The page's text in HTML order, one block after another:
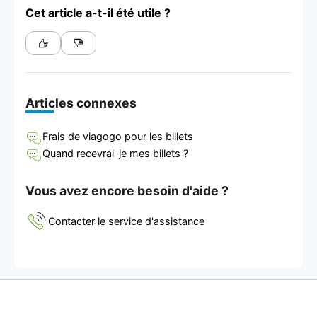
Cet article a-t-il été utile ?
Articles connexes
Frais de viagogo pour les billets
Quand recevrai-je mes billets ?
Vous avez encore besoin d'aide ?
Contacter le service d'assistance